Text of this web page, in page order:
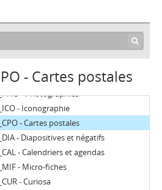
- Cartes postales
- Affiches
- Audio-visuel
- Oeuvres d'art
- Photographies
- Iconographie
- Cartes postales
- Diapositives et négatifs
- Calendriers et agendas
- Micro-fiches
- Curiosa